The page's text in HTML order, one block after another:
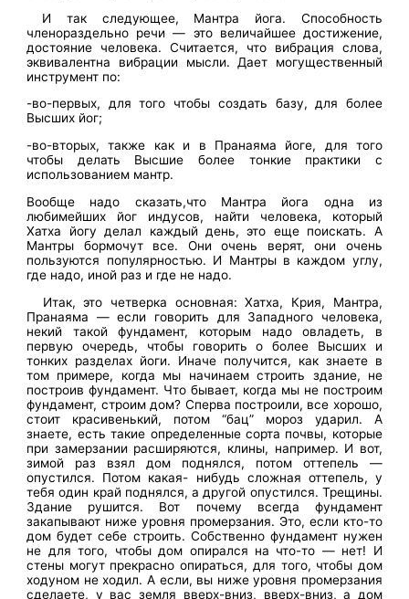
И так следующее, Мантра йога. Способность
членораздельно речи — это величайшее достижение,
достояние человека. Считается, что вибрация слова,
эквивалентна вибрации мысли. Дает могущественный
инструмент по:
-во-первых, для того чтобы создать базу, для более
Высших йог;
-во-вторых, также как и в Пранаяма йоге, для того
чтобы делать Высшие более тонкие практики с
использованием мантр.
Вообще надо сказать,что Мантра йога одна из
любимейших йог индусов, найти человека, который
Хатха йогу делал каждый день, это еще поискать. А
Мантры бормочут все. Они очень верят, они очень
пользуются популярностью. И Мантры в каждом углу,
где надо, иной раз и где не надо.
Итак, это четверка основная: Хатха, Крия, Мантра,
Пранаяма — если говорить для Западного человека,
некий такой фундамент, которым надо овладеть, в
первую очередь, чтобы говорить о более Высших и
тонких разделах йоги. Иначе получится, как знаете в
том примере, когда мы начинаем строить здание, не
построив фундамент. Что бывает, когда мы не построим
фундамент, строим дом? Сперва построили, все хорошо,
стоит красивенький, потом “бац” мороз ударил. А
знаете, есть такие определенные сорта почвы, которые
при замерзании расширяются, клины, например. И вот,
зимой раз взял дом поднялся, потом оттепель —
опустился. Потом какая- нибудь сложная оттепель, у
тебя один край поднялся, а другой опустился. Трещины.
Здание рушится. Вот почему всегда фундамент
закапывают ниже уровня промерзания. Это, если кто-то
дом будет себе строить. Собственно фундамент нужен
не для того, чтобы дом опирался на что-то — нет! И
стены могут прекрасно опираться, для того, чтобы дом
ходуном не ходил. А если, вы ниже уровня промерзания
сделаете, у вас земля вверх-вниз, вверх-вниз, а дом